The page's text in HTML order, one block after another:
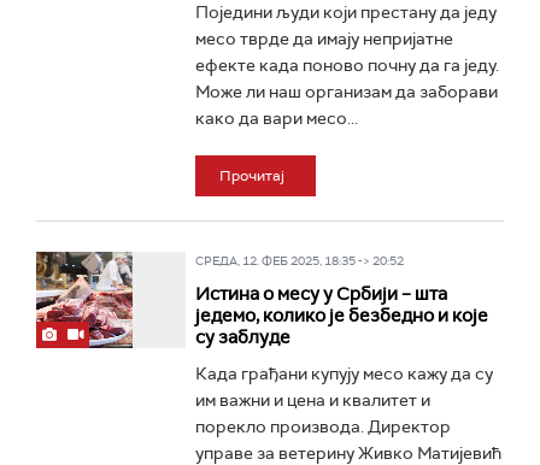
Поједини људи који престану да једу
месо тврде да имају непријатне
ефекте када поново почну да га једу.
Може ли наш организам да заборави
како да вари месо...
Прочитај
СРЕДА, 12. ФЕБ 2025, 18:35 -> 20:52
Истина о месу у Србији – шта
једемо, колико је безбедно и које
су заблуде
Када грађани купују месо кажу да су
им важни и цена и квалитет и
порекло производа. Директор
управе за ветерину Живко Матијевић